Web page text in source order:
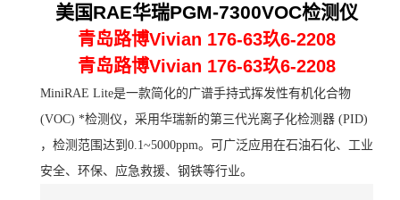
美国RAE华瑞PGM-7300VOC检测仪
青岛路博Vivian 176-63玖6-2208
青岛路博Vivian 176-63玖6-2208
MiniRAE Lite是一款简化的广谱手持式挥发性有机化合物
(VOC) *检测仪，采用华瑞新的第三代光离子化检测器 (PID)
，检测范围达到0.1~5000ppm。可广泛应用在石油石化、工业
安全、环保、应急救援、钢铁等行业。